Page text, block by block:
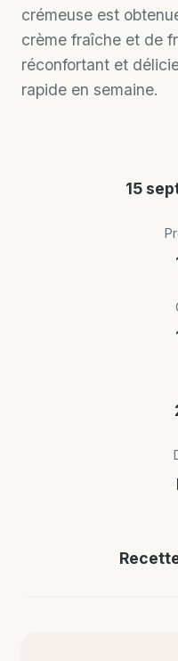
crémeuse est
crème fraîche et de
réconfortant et
rapide en semaine.
15